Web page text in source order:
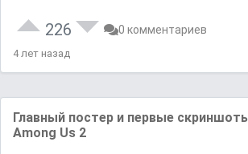
226 0 комментариев
4 лет назад
Главный постер и первые
Among Us 2